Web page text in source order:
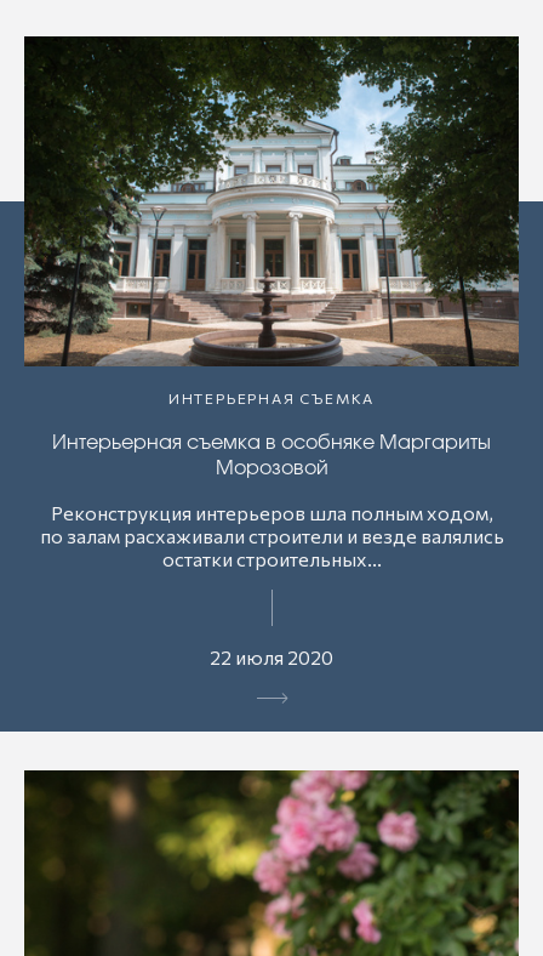
ИНТЕРЬЕРНАЯ СЪЕМКА
Интерьерная съемка в особняке Маргариты
Морозовой
Реконструкция интерьеров шла полным ходом,
по залам расхаживали строители и везде валялись
остатки строительных...
22 июля 2020